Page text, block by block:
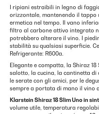
I ripiani estraibili in legno di
orizzontale, mantenendo il tappo
ermetica nel tempo. Il vano
filtro al carbone attivo integrato
potrebbero alterare il vino. I
stabilità su qualsiasi superficie.
Refrigerante: R600a.
Elegante e compatta, la Shiraz
salotto, la cucina, la cantinetta di
le serate con gli amici, per le
sempre a portata di mano il vino
Klarstein Shiraz 18 Slim Uno in
volume utile, temperatura